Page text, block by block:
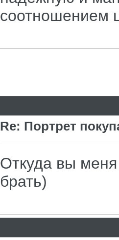
соотношением
Re: Портрет
Откуда вы
брать)